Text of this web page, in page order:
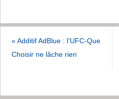
« Additif AdBlue : l’UFC-Que
Choisir ne lâche rien